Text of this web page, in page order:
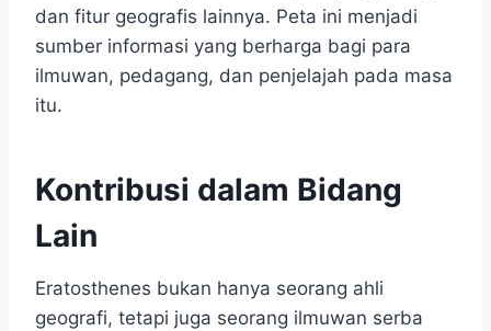
dan fitur geografis lainnya. Peta ini menjadi
sumber informasi yang berharga bagi para
ilmuwan, pedagang, dan penjelajah pada masa
itu.
Kontribusi dalam Bidang
Lain
Eratosthenes bukan hanya seorang ahli
geografi, tetapi juga seorang ilmuwan serba